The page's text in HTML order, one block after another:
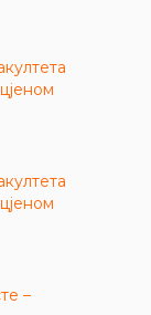
–